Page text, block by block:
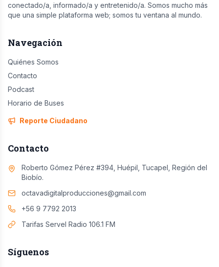
conectado/a, informado/a y entretenido/a. Somos mucho más
que una simple plataforma web; somos tu ventana al mundo.
Navegación
Quiénes Somos
Contacto
Podcast
Horario de Buses
Reporte Ciudadano
Contacto
Roberto Gómez Pérez #394, Huépil, Tucapel, Región del
Biobío.
octavadigitalproducciones@gmail.com
+56 9 7792 2013
Tarifas Servel Radio 106.1 FM
Síguenos